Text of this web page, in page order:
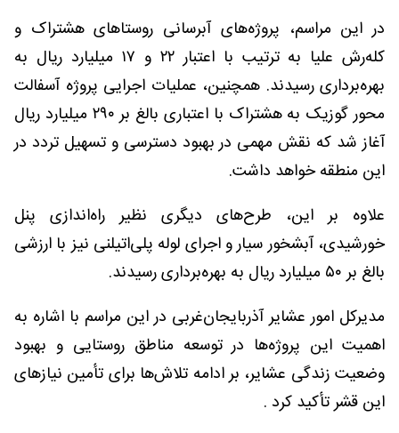
در این مراسم، پروژه‌های آبرسانی روستاهای هشتراک و
کله‌رش علیا به ترتیب با اعتبار ۲۲ و ۱۷ میلیارد ریال به
بهره‌برداری رسیدند. همچنین، عملیات اجرایی پروژه آسفالت
محور گوزیک به هشتراک با اعتباری بالغ بر ۲۹۰ میلیارد ریال
آغاز شد که نقش مهمی در بهبود دسترسی و تسهیل تردد در
این منطقه خواهد داشت.
علاوه بر این، طرح‌های دیگری نظیر راه‌اندازی پنل
خورشیدی، آبشخور سیار و اجرای لوله پلی‌اتیلنی نیز با ارزشی
بالغ بر ۵۰ میلیارد ریال به بهره‌برداری رسیدند.
مدیرکل امور عشایر آذربایجان‌غربی در این مراسم با اشاره به
اهمیت این پروژه‌ها در توسعه مناطق روستایی و بهبود
وضعیت زندگی عشایر، بر ادامه تلاش‌ها برای تأمین نیازهای
این قشر تأکید کرد .